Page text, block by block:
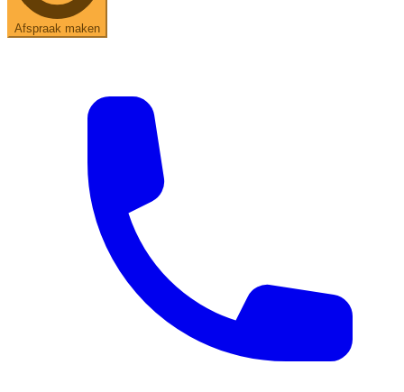
Afspraak maken